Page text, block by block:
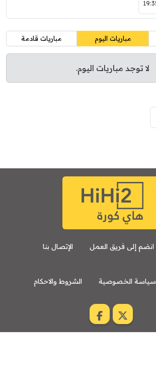
مباريات اليوم مباريات قادمة
لا توجد مباريات اليوم.
انضم إلى فريق العمل الإتصال بنا
سياسة الخصوصية الشروط والاحكام